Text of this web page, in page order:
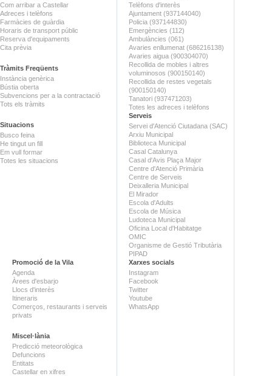
Com arribar a Castellar
Adreces i telèfons
Farmàcies de guàrdia
Horaris de transport públic
Reserva d'equipaments
Cita prèvia
Tràmits Freqüents
Instància genèrica
Bústia oberta
Subvencions per a la contractació
Tots els tràmits
Situacions
Busco feina
He tingut un fill
Em vull formar
Totes les situacions
Telèfons d'interès
Ajuntament (937144040)
Policia (937144830)
Emergències (112)
Ambulàncies (061)
Avaries enllumenat (686216138)
Avaries aigua (900304070)
Recollida de mobles i altres
voluminosos (900150140)
Recollida de restes vegetals
(900150140)
Tanatori (937471203)
Totes les adreces i telèfons
Serveis
Servei d'Atenció Ciutadana (SAC)
Arxiu Municipal
Biblioteca Municipal
Casal Catalunya
Casal d'Avis Plaça Major
Centre d'Atenció Primària
Centre de Serveis
Deixalleria Municipal
El Mirador
Escola d'Adults
Escola de Música
Ludoteca Municipal
Oficina Local d'Habitatge
OMIC
Organisme de Gestió Tributària
PIPAD
Promoció de la Vila
Agenda
Àrees d'esbarjo
Llocs d'interès
Itineraris
Comerços, restaurants i serveis
privats
Miscel·lània
Predicció meteorològica
Defuncions
Entitats
Castellar en xifres
Xarxes socials
Instagram
Facebook
Twitter
Youtube
WhatsApp